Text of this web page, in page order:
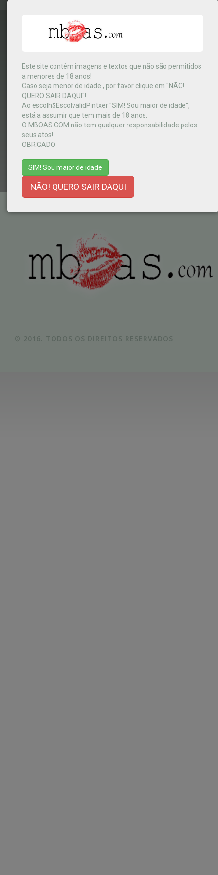
Este site contêm imagens e textos que não são permitidos
a menores de 18 anos!
Caso seja menor de idade , por favor clique em "NÃO!
QUERO SAIR DAQUI"!
Ao escolh$EscolvalidPintxer "SIM! Sou maior de idade",
está a assumir que tem mais de 18 anos.
O MBOAS.COM não tem qualquer responsabilidade pelos
seus atos!
OBRIGADO
SIM! Sou maior de idade
NÃO! QUERO SAIR DAQUI
Tanzania
MENU
TERMOS E CONDIÇÕES - AJUDA
© 2016. TODOS OS DIREITOS RESERVADOS